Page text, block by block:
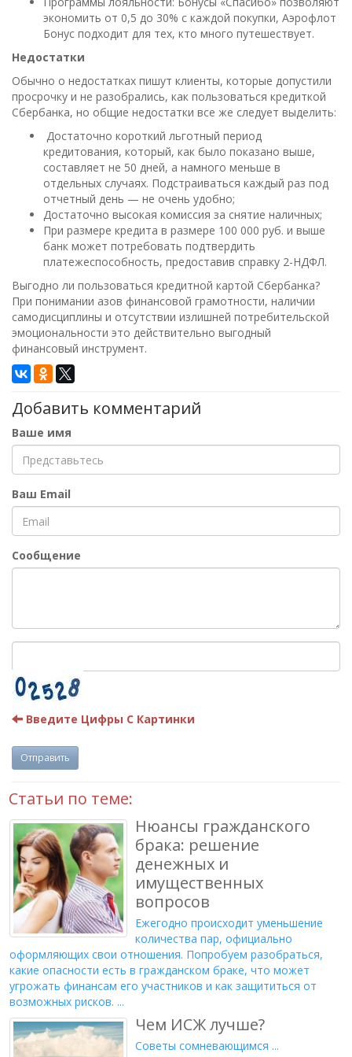
экономить от 0,5 до 30% с каждой покупки, Аэрофлот
Бонус подходит для тех, кто много путешествует.
Недостатки
Обычно о недостатках пишут клиенты, которые допустили
просрочку и не разобрались, как пользоваться кредиткой
Сбербанка, но общие недостатки все же следует выделить:
Достаточно короткий льготный период
кредитования, который, как было показано выше,
составляет не 50 дней, а намного меньше в
отдельных случаях. Подстраиваться каждый раз под
отчетный день — не очень удобно;
Достаточно высокая комиссия за снятие наличных;
При размере кредита в размере 100 000 руб. и выше
банк может потребовать подтвердить
платежеспособность, предоставив справку 2-НДФЛ.
Выгодно ли пользоваться кредитной картой Сбербанка?
При понимании азов финансовой грамотности, наличии
самодисциплины и отсутствии излишней потребительской
эмоциональности это действительно выгодный
финансовый инструмент.
Добавить комментарий
Ваше имя
Ваш Email
Сообщение
Введите Цифры С Картинки
Отправить
Статьи по теме:
Нюансы гражданского
брака: решение
денежных и
имущественных
вопросов
Ежегодно происходит уменьшение
количества пар, официально
оформляющих свои отношения. Попробуем разобраться,
какие опасности есть в гражданском браке, что может
угрожать финансам его участников и как защититься от
возможных рисков. ...
Чем ИСЖ лучше?
Советы сомневающимся ...